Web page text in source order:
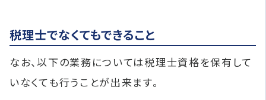
税理士でなくてもできること
なお、以下の業務については税理士資格を保有して
いなくても行うことが出来ます。